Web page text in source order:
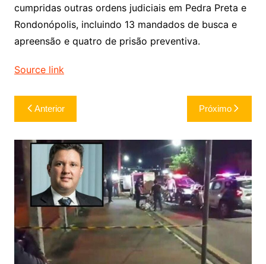
cumpridas outras ordens judiciais em Pedra Preta e
Rondonópolis, incluindo 13 mandados de busca e
apreensão e quatro de prisão preventiva.
Source link
Navegação
de
Post
Anterior Próximo